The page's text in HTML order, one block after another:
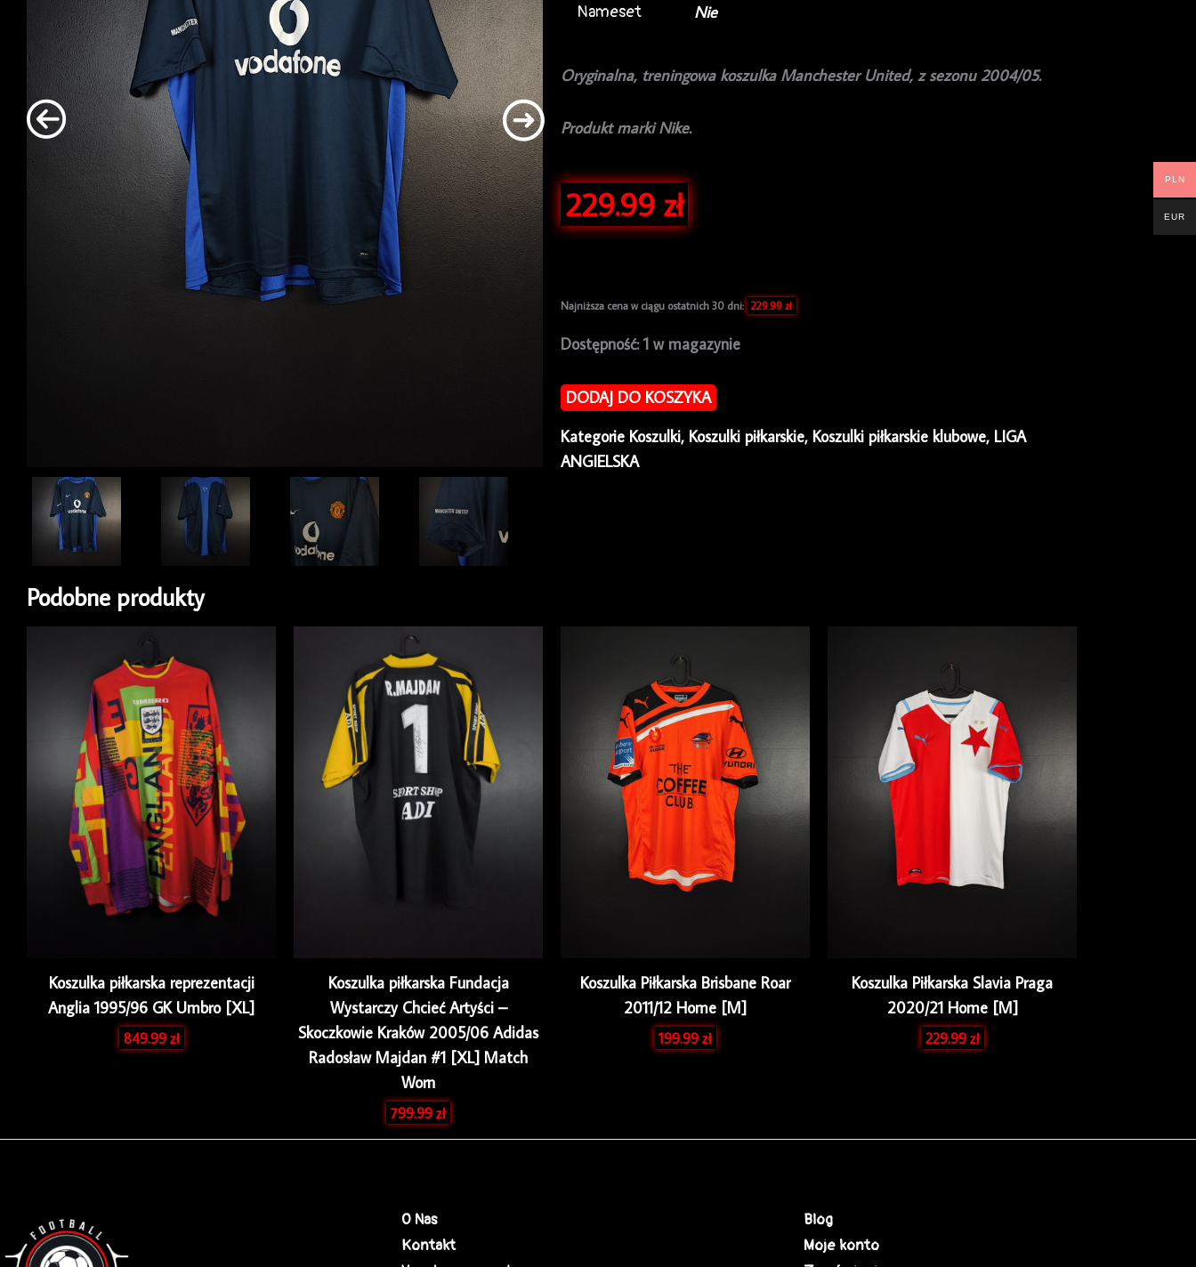
Nameset
Nie
Oryginalna, treningowa koszulka Manchester United, z sezonu 2004/05.
Produkt marki Nike.
229.99 zł
Najniższa cena w ciągu ostatnich 30 dni: 229.99 zł
Dostępność: 1 w magazynie
ilość
piłkarska
treningowa
Manchester
United
DODAJ DO KOSZYKA
Kategorie Koszulki, Koszulki piłkarskie, Koszulki piłkarskie klubowe, LIGA
ANGIELSKA
Podobne produkty
Koszulka piłkarska reprezentacji
Anglia 1995/96 GK Umbro [XL]
849.99zł
Koszulka piłkarska Fundacja
Wystarczy Chcieć Artyści –
Skoczkowie Kraków 2005/06 Adidas
Radosław Majdan #1 [XL] Match
Worn
799.99zł
Koszulka Piłkarska Brisbane Roar
2011/12 Home [M]
199.99zł
Koszulka Piłkarska Slavia Praga
2020/21 Home [M]
229.99zł
O Nas
Kontakt
Blog
Moje konto
PLN
EUR